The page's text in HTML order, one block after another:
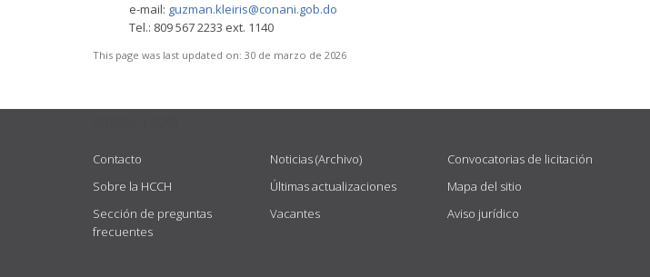
e-mail: guzman.kleiris@conani.gob.do
Tel.: 809 567 2233 ext. 1140
This page was last updated on: 30 de marzo de 2026
Contacto
Sobre la HCCH
Sección de preguntas
frecuentes
Noticias (Archivo)
Últimas actualizaciones
Vacantes
Convocatorias de licitación
Mapa del sitio
Aviso jurídico